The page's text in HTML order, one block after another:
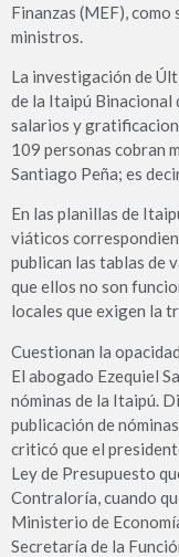
Finanzas (MEF),
ministros.
La investigación de
de la Itaipú Binacional
salarios y
109 personas cobran
Santiago Peña; es
En las planillas de
viáticos
publican las tablas de
que ellos no son
locales que exigen la
Cuestionan la opacidad
El abogado Ezequiel
nóminas de la Itaipú.
publicación de
criticó que el
Ley de Presupuesto
Contraloría, cuando
Ministerio de
Secretaría de la